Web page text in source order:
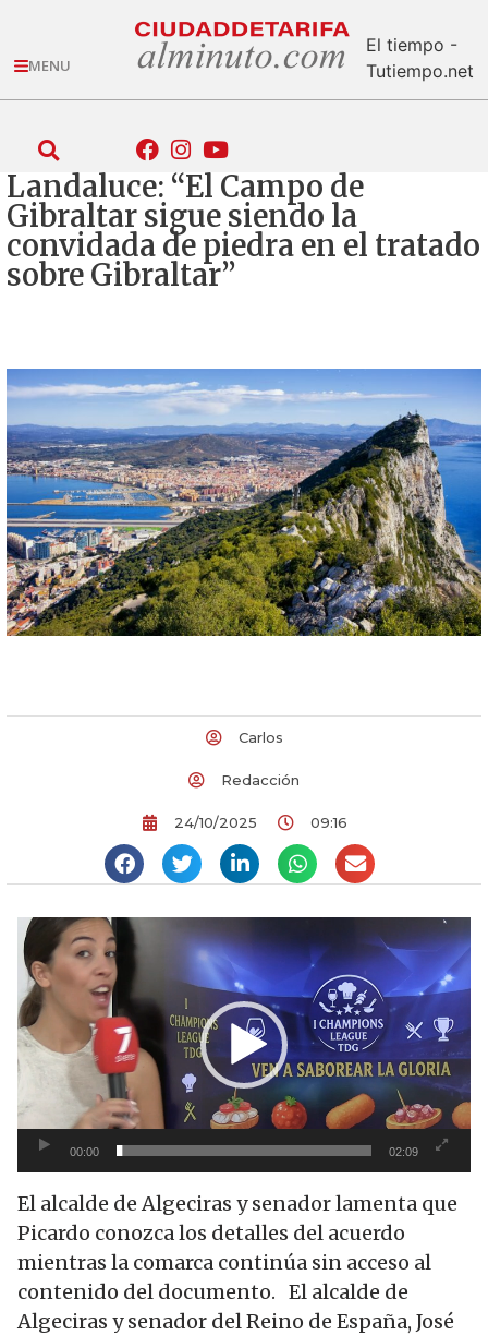
MENU
El tiempo -
Tutiempo.net
Landaluce: “El Campo de
Gibraltar sigue siendo la
convidada de piedra en el tratado
sobre Gibraltar”
Carlos
Redacción
24/10/2025 09:16
Reproductor
de
vídeo
00:00 02:09
El alcalde de Algeciras y senador lamenta que
Picardo conozca los detalles del acuerdo
mientras la comarca continúa sin acceso al
contenido del documento. El alcalde de
Algeciras y senador del Reino de España, José